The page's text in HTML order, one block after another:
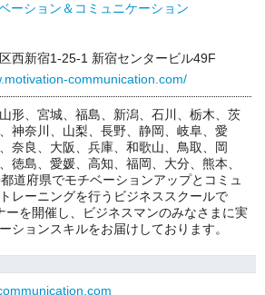
ーション＆コミュニケーション
西新宿1-25-1 新宿センタービル49F
communication.com/
形、宮城、福島、新潟、石川、栃木、茨
神奈川、山梨、長野、静岡、岐阜、愛
奈良、大阪、兵庫、和歌山、鳥取、岡
徳島、愛媛、高知、福岡、大分、熊本、
道府県でモチベーションアップとコミュ
レーニングを行うビジネススクールで
ーを開催し、ビジネスマンのみなさまに実
ションスキルをお届けしております。